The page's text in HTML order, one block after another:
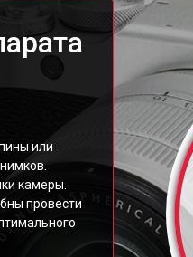
или
камеры.
провести